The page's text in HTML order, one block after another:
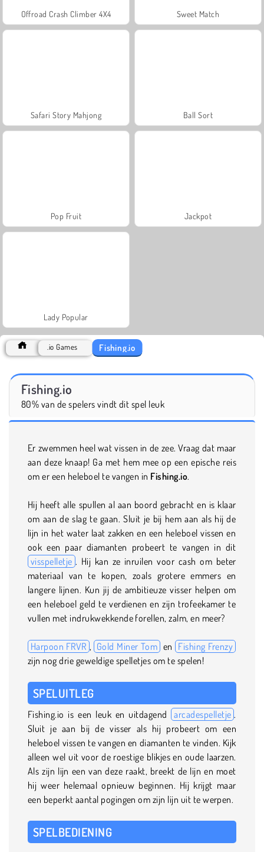
Offroad Crash Climber 4X4 Sweet Match
Safari Story Mahjong Ball Sort
Pop Fruit Jackpot
Lady Popular
.io Games Fishing.io
Fishing.io
80% van de spelers vindt dit spel leuk
Er zwemmen heel wat vissen in de zee. Vraag dat maar
aan deze knaap! Ga met hem mee op een epische reis
om er een heleboel te vangen in Fishing.io.
Hij heeft alle spullen al aan boord gebracht en is klaar
om aan de slag te gaan. Sluit je bij hem aan als hij de
lijn in het water laat zakken en een heleboel vissen en
ook een paar diamanten probeert te vangen in dit
visspelletje . Hij kan ze inruilen voor cash om beter
materiaal van te kopen, zoals grotere emmers en
langere lijnen. Kun jij de ambitieuze visser helpen om
een heleboel geld te verdienen en zijn trofeekamer te
vullen met indrukwekkende forellen, zalm, en meer?
Harpoon FRVR , Gold Miner Tom en Fishing Frenzy
zijn nog drie geweldige spelletjes om te spelen!
SPELUITLEG
Fishing.io is een leuk en uitdagend arcadespelletje .
Sluit je aan bij de visser als hij probeert om een
heleboel vissen te vangen en diamanten te vinden. Kijk
alleen wel uit voor de roestige blikjes en oude laarzen.
Als zijn lijn een van deze raakt, breekt de lijn en moet
hij weer helemaal opnieuw beginnen. Hij krijgt maar
een beperkt aantal pogingen om zijn lijn uit te werpen.
SPELBEDIENING